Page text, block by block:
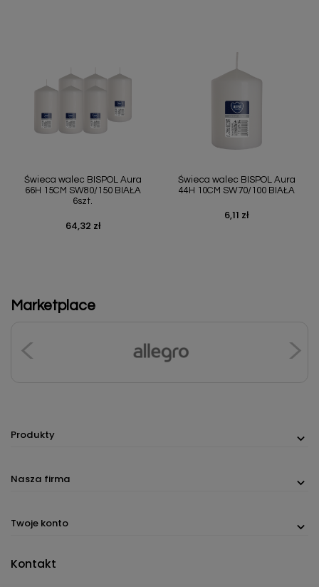
Świeca walec BISPOL Aura
66H 15CM SW80/150 BIAŁA
6szt.
Cena
64,32 zł
Świeca walec BISPOL Aura
44H 10CM SW70/100 BIAŁA
Cena
6,11 zł
Marketplace
Produkty
Nasza firma
Twoje konto
Kontakt